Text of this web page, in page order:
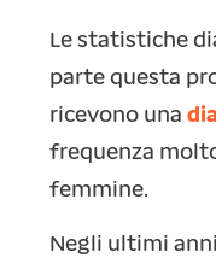
Le statistiche
parte questa
ricevono una
frequenza
femmine.
Negli ultimi